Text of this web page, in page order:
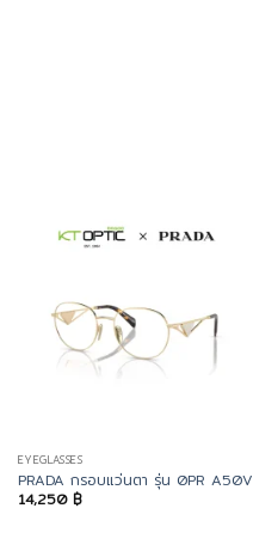
EYEGLASSES
PRADA กรอบแว่นตา รุ่น 0PR A50V
14,250 ฿